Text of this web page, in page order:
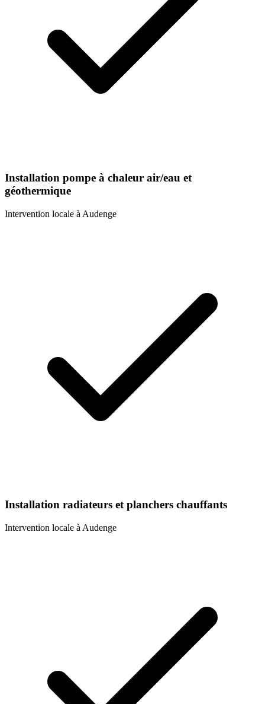
Installation pompe à chaleur air/eau et
géothermique
Intervention locale à Audenge
Installation radiateurs et planchers chauffants
Intervention locale à Audenge